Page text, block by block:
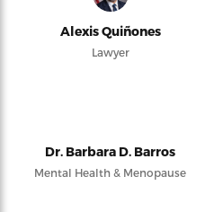
Alexis Quiñones
Lawyer
Dr. Barbara D. Barros
Mental Health & Menopause